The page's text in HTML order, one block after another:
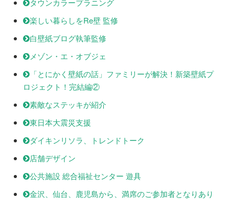
タウンカラープラニング
楽しい暮らしをRe壁 監修
白壁紙ブログ執筆監修
メゾン・エ・オブジェ
「とにかく壁紙の話」ファミリーが解決！新築壁紙プ
ロジェクト！完結編②
素敵なステッキが紹介
東日本大震災支援
ダイキンリソラ、トレンドトーク
店舗デザイン
公共施設 総合福祉センター 遊具
金沢、仙台、鹿児島から、満席のご参加者となりあり